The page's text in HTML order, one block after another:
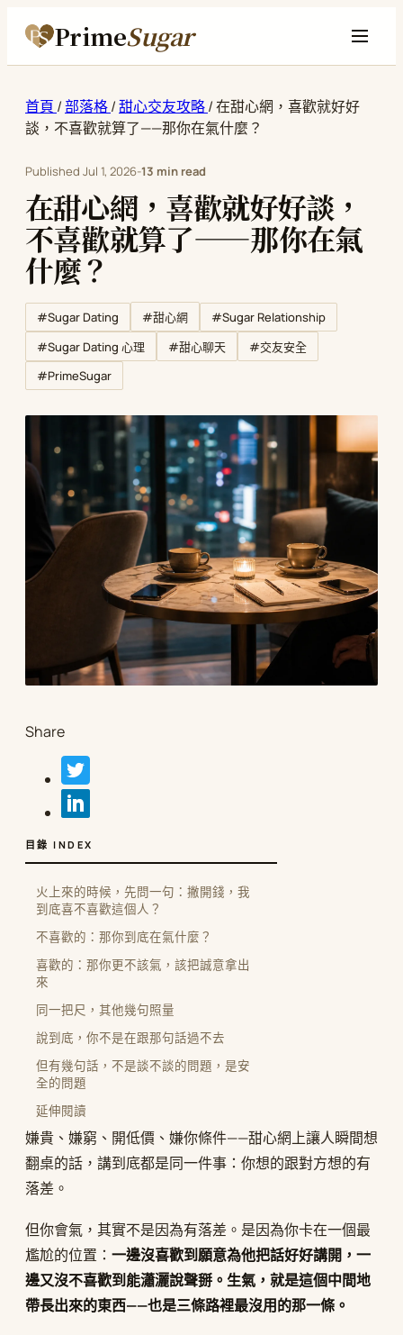
PrimeSugar
首頁 /部落格/甜心交友攻略/在甜心網，喜歡就好好
談，不喜歡就算了——那你在氣什麼？
Published Jul 1, 2026-13 min read
在甜心網，喜歡就好好談，
不喜歡就算了——那你在氣
什麼？
#Sugar Dating #甜心網
#Sugar Relationship
#Sugar Dating 心理
#甜心聊天
#交友安全
#PrimeSugar
Share
目錄 INDEX
火上來的時候，先問一句：撇開錢，我
到底喜不喜歡這個人？
不喜歡的：那你到底在氣什麼？
喜歡的：那你更不該氣，該把誠意拿出
來
同一把尺，其他幾句照量
說到底，你不是在跟那句話過不去
但有幾句話，不是談不談的問題，是安
全的問題
延伸閱讀
嫌貴、嫌窮、開低價、嫌你條件——甜心網上讓人瞬間想
翻桌的話，講到底都是同一件事：你想的跟對方想的有
落差。
但你會氣，其實不是因為有落差。是因為你卡在一個最
尷尬的位置： 一邊沒喜歡到願意為他把話好好講開，一
邊又沒不喜歡到能瀟灑說聲掰。生氣，就是這個中間地
帶長出來的東西——也是三條路裡最沒用的那一條。